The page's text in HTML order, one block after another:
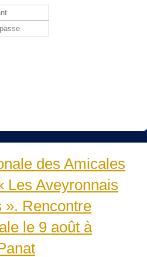
des Amicales
Les Aveyronnais
». Rencontre
le 9 août à